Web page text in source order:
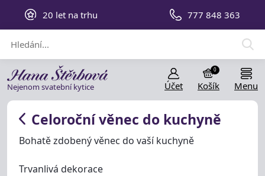
20 let na trhu 777 848 363
Nejenom svatební kytice Účet Košík
0
Menu
Celoroční věnec do kuchyně
Bohatě zdobený věnec do vaší kuchyně
Trvanlivá dekorace